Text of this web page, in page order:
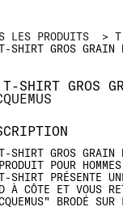
LES PRODUITS
SHIRT GROS GRAIN
SHIRT GROS
SHIRT GROS GRAIN
POUR
SHIRT PRÉSENTE
À CÔTE ET VOUS
BRODÉ